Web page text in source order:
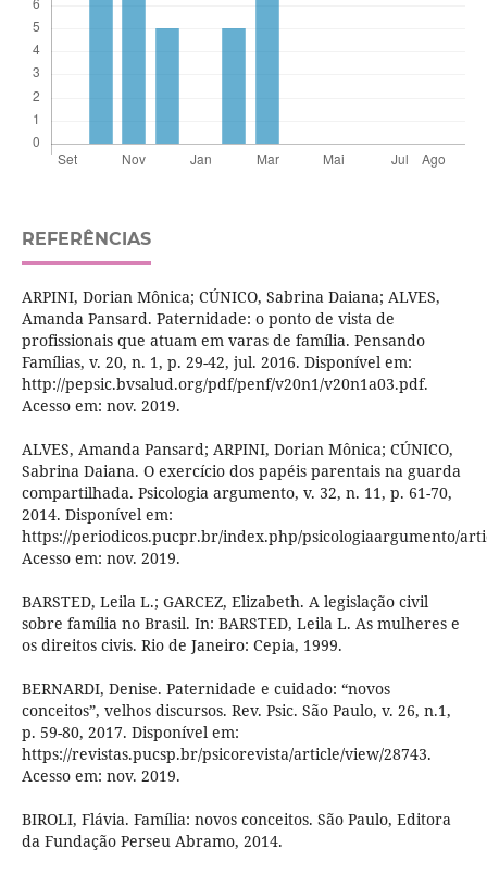
REFERÊNCIAS
ARPINI, Dorian Mônica; CÚNICO, Sabrina Daiana; ALVES,
Amanda Pansard. Paternidade: o ponto de vista de
profissionais que atuam em varas de família. Pensando
Famílias, v. 20, n. 1, p. 29-42, jul. 2016. Disponível em:
http://pepsic.bvsalud.org/pdf/penf/v20n1/v20n1a03.pdf.
Acesso em: nov. 2019.
ALVES, Amanda Pansard; ARPINI, Dorian Mônica; CÚNICO,
Sabrina Daiana. O exercício dos papéis parentais na guarda
compartilhada. Psicologia argumento, v. 32, n. 11, p. 61-70,
2014. Disponível em:
https://periodicos.pucpr.br/index.php/psicologiaargumento/
Acesso em: nov. 2019.
BARSTED, Leila L.; GARCEZ, Elizabeth. A legislação civil
sobre família no Brasil. In: BARSTED, Leila L. As mulheres e
os direitos civis. Rio de Janeiro: Cepia, 1999.
BERNARDI, Denise. Paternidade e cuidado: “novos
conceitos”, velhos discursos. Rev. Psic. São Paulo, v. 26, n.1,
p. 59-80, 2017. Disponível em:
https://revistas.pucsp.br/psicorevista/article/view/28743.
Acesso em: nov. 2019.
BIROLI, Flávia. Família: novos conceitos. São Paulo, Editora
da Fundação Perseu Abramo, 2014.